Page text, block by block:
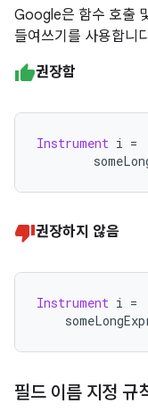
Google은 함수 호출
들여쓰기를 사용합니
권장함
Instrument i =
권장하지 않음
Instrument i =
필드 이름 지정 규